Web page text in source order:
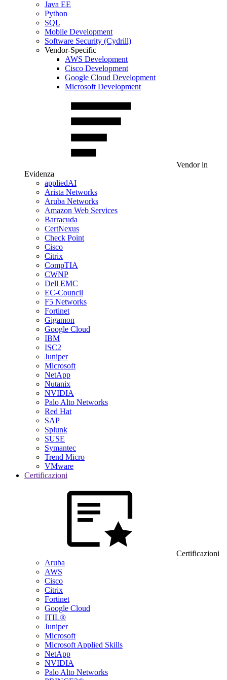
Java EE
Python
SQL
Mobile Development
Software Security (Cydrill)
Vendor-Specific
AWS Development
Cisco Development
Google Cloud Development
Microsoft Development
Vendor in
Evidenza
appliedAI
Arista Networks
Aruba Networks
Amazon Web Services
Barracuda
CertNexus
Check Point
Cisco
Citrix
CompTIA
CWNP
Dell EMC
EC-Council
F5 Networks
Fortinet
Gigamon
Google Cloud
IBM
ISC2
Juniper
Microsoft
NetApp
Nutanix
NVIDIA
Palo Alto Networks
Red Hat
SAP
Splunk
SUSE
Symantec
Trend Micro
VMware
Certificazioni
Certificazioni
Aruba
AWS
Cisco
Citrix
Fortinet
Google Cloud
ITIL®
Juniper
Microsoft
Microsoft Applied Skills
NetApp
NVIDIA
Palo Alto Networks